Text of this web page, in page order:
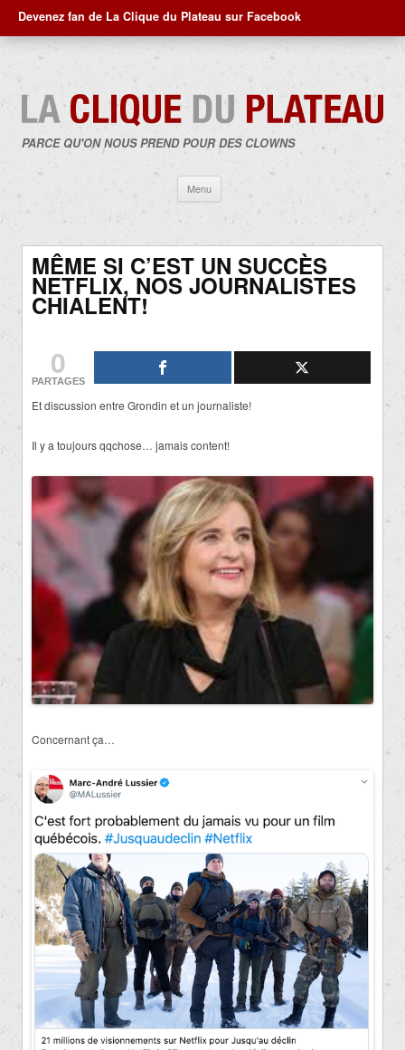
Devenez fan de La Clique du Plateau sur Facebook
PARCE QU'ON NOUS PREND POUR DES CLOWNS
Menu
contenu
MÊME SI C’EST UN SUCCÈS
NETFLIX, NOS JOURNALISTES
CHIALENT!
0
PARTAGES
Et discussion entre Grondin et un journaliste!
Il y a toujours qqchose… jamais content!
Concernant ça…